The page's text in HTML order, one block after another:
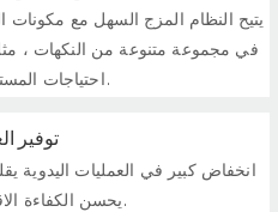
يتيح النظام المزج السهل مع مكونات
في مجموعة متنوعة من النكهات ، مثل
احتياجات المستهلك المتنوعة.
توفير
انخفاض كبير في العمليات اليدوية
يحسن الكفاءة الاقتصادية للشركة.